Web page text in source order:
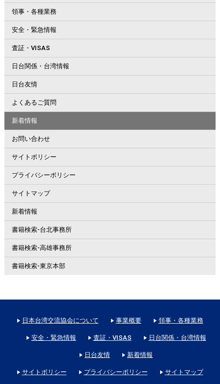
領事・各種業務
安全・緊急情報
査証・VISAS
日台関係・台湾情報
日台友情
よくあるご質問
新着情報
お問い合わせ
サイトポリシー
プライバシーポリシー
サイトマップ
新着情報
書籍検索-台北事務所
書籍検索-高雄事務所
書籍検索-東京本部
日本台湾交流協会について 事業概要 領事・各種業務
安全・緊急情報 査証・VISAS 日台関係・台湾情報
日台友情 新着情報
サイトポリシー プライバシーポリシー サイトマップ